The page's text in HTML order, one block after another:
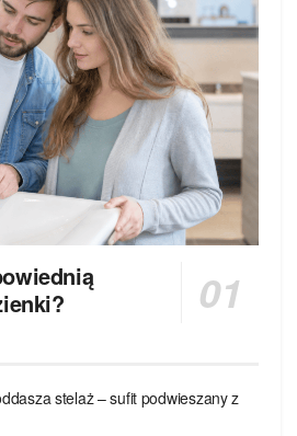
stelaż – sufit podwieszany z